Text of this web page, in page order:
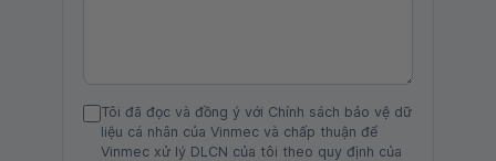
Tôi đã đọc và đồng ý với Chính sách bảo vệ dữ
liệu cá nhân của Vinmec và chấp thuận để
Vinmec xử lý DLCN của tôi theo quy định của